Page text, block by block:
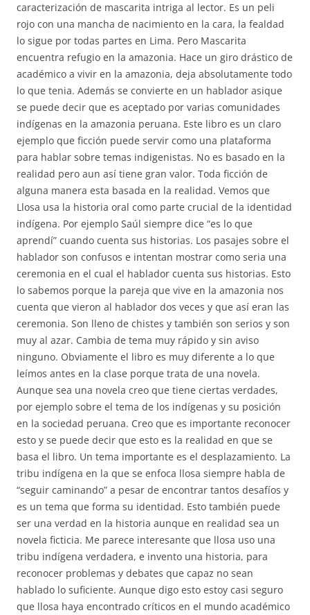
caracterización de mascarita intriga al lector. Es un peli
rojo con una mancha de nacimiento en la cara, la fealdad
lo sigue por todas partes en Lima. Pero Mascarita
encuentra refugio en la amazonia. Hace un giro drástico de
académico a vivir en la amazonia, deja absolutamente todo
lo que tenia. Además se convierte en un hablador asique
se puede decir que es aceptado por varias comunidades
indígenas en la amazonia peruana. Este libro es un claro
ejemplo que ficción puede servir como una plataforma
para hablar sobre temas indigenistas. No es basado en la
realidad pero aun así tiene gran valor. Toda ficción de
alguna manera esta basada en la realidad. Vemos que
Llosa usa la historia oral como parte crucial de la identidad
indígena. Por ejemplo Saúl siempre dice “es lo que
aprendí” cuando cuenta sus historias. Los pasajes sobre el
hablador son confusos e intentan mostrar como seria una
ceremonia en el cual el hablador cuenta sus historias. Esto
lo sabemos porque la pareja que vive en la amazonia nos
cuenta que vieron al hablador dos veces y que así eran las
ceremonia. Son lleno de chistes y también son serios y son
muy al azar. Cambia de tema muy rápido y sin aviso
ninguno. Obviamente el libro es muy diferente a lo que
leímos antes en la clase porque trata de una novela.
Aunque sea una novela creo que tiene ciertas verdades,
por ejemplo sobre el tema de los indígenas y su posición
en la sociedad peruana. Creo que es importante reconocer
esto y se puede decir que esto es la realidad en que se
basa el libro. Un tema importante es el desplazamiento. La
tribu indígena en la que se enfoca llosa siempre habla de
“seguir caminando” a pesar de encontrar tantos desafíos y
es un tema que forma su identidad. Esto también puede
ser una verdad en la historia aunque en realidad sea un
novela ficticia. Me parece interesante que llosa uso una
tribu indígena verdadera, e invento una historia, para
reconocer problemas y debates que capaz no sean
hablado lo suficiente. Aunque digo esto estoy casi seguro
que llosa haya encontrado críticos en el mundo académico